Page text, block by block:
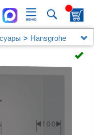
Hansgrohe
56061670